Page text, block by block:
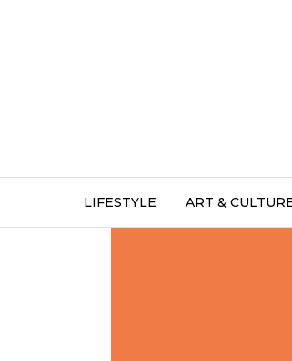
LIFESTYLE ART &